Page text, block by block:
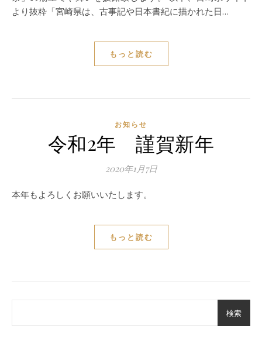
より抜粋「宮崎県は、古事記や日本書紀に描かれた日…
もっと読む
お知らせ
令和2年 謹賀新年
2020年1月7日
本年もよろしくお願いいたします。
もっと読む
検索